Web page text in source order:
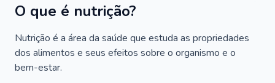
O que é nutrição?
Nutrição é a área da saúde que estuda as propriedades
dos alimentos e seus efeitos sobre o organismo e o
bem-estar.